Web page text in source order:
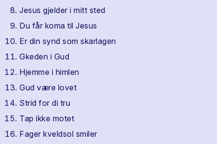
Jesus gjelder i mitt sted
Du får koma til Jesus
Er din synd som skarlagen
Gkeden i Gud
Hjemme i himlen
Gud være lovet
Strid for di tru
Tap ikke motet
Fager kveldsol smiler